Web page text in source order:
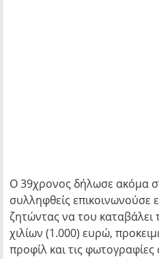
Ο 39χρονος δήλωσε ακόμα
συλληφθείς επικοινωνούσε
ζητώντας να του
χιλίων (1.000) ευρώ,
προφίλ και τις φωτογραφίες